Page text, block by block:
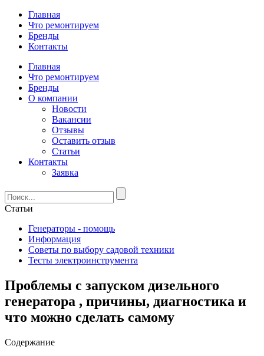
Главная
Что ремонтируем
Бренды
Контакты
Главная
Что ремонтируем
Бренды
О компании
Новости
Вакансии
Отзывы
Оставить отзыв
Статьи
Контакты
Заявка
Статьи
Генераторы - помощь
Информация
Советы по выбору садовой техники
Тесты электроинструмента
Проблемы с запуском дизельного
генератора , причины, диагностика и
что можно сделать самому
Содержание